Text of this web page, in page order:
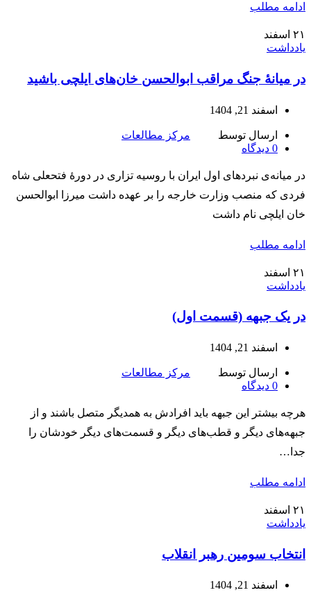
ادامه مطلب
۲۱ اسفند
یادداشت
در میانۀ جنگ مراقب ابوالحسن‌ خان‌های ایلچی باشید
اسفند 21, 1404
ارسال توسط
مرکز مطالعات
0 دیدگاه
در میانه‌ی نبردهای اول ایران با روسیه تزاری در دورۀ فتحعلی شاه
فردی که منصب وزارت خارجه را بر عهده داشت میرزا ابوالحسن
خان ایلچی نام داشت
ادامه مطلب
۲۱ اسفند
یادداشت
در یک جبهه (قسمت اول)
اسفند 21, 1404
ارسال توسط
مرکز مطالعات
0 دیدگاه
هرچه بیشتر این جبهه باید افرادش به همدیگر متصل باشند و از
جبهه‌های دیگر و قطب‌های دیگر و قسمت‌های دیگر خودشان را
جدا…
ادامه مطلب
۲۱ اسفند
یادداشت
انتخاب سومین رهبر انقلاب
اسفند 21, 1404